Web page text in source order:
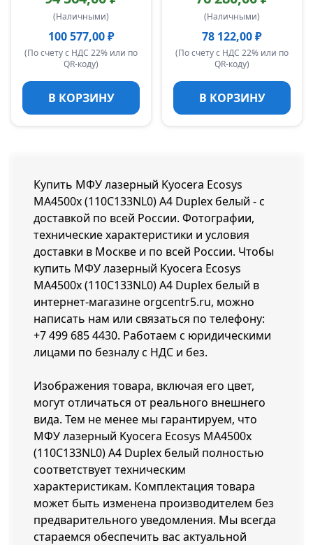
(Наличными)
100 577,00 ₽
(По счету с НДС 22% или по
QR-коду)
В КОРЗИНУ
(Наличными)
78 122,00 ₽
(По счету с НДС 22% или по
QR-коду)
В КОРЗИНУ
Купить МФУ лазерный Kyocera Ecosys
MA4500x (110C133NL0) A4 Duplex белый - с
доставкой по всей России. Фотографии,
технические характеристики и условия
доставки в Москве и по всей России. Чтобы
купить МФУ лазерный Kyocera Ecosys
MA4500x (110C133NL0) A4 Duplex белый в
интернет-магазине orgcentr5.ru, можно
написать нам или связаться по телефону:
+7 499 685 4430. Работаем с юридическими
лицами по безналу с НДС и без.
Изображения товара, включая его цвет,
могут отличаться от реального внешнего
вида. Тем не менее мы гарантируем, что
МФУ лазерный Kyocera Ecosys MA4500x
(110C133NL0) A4 Duplex белый полностью
соответствует техническим
характеристикам. Комплектация товара
может быть изменена производителем без
предварительного уведомления. Мы всегда
стараемся обеспечить вас актуальной